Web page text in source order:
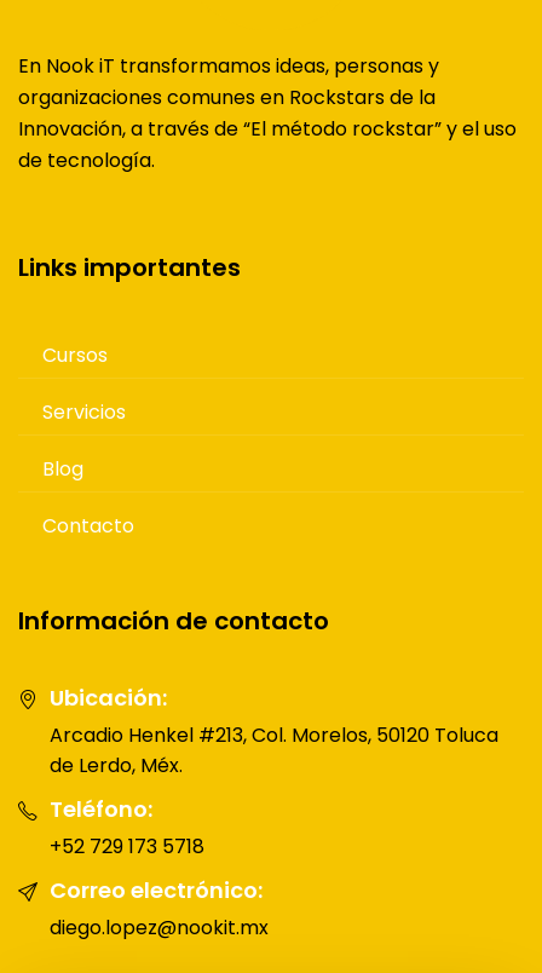
En Nook iT transformamos ideas, personas y
organizaciones comunes en Rockstars de la
Innovación, a través de “El método rockstar” y el uso
de tecnología.
Links importantes
Cursos
Servicios
Blog
Contacto
Información de contacto
Ubicación:
Arcadio Henkel #213, Col. Morelos, 50120 Toluca
de Lerdo, Méx.
Teléfono:
+52 729 173 5718
Correo electrónico:
diego.lopez@nookit.mx